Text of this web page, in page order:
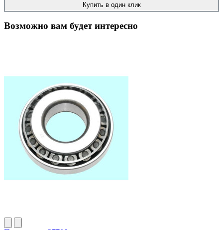
Купить в один клик
Возможно вам будет интересно